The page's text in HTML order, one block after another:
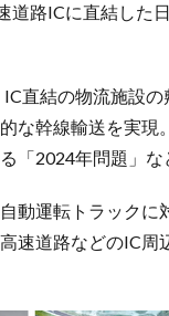
道路ICに直結した
直結の物流施設
な幹線輸送を実
「2024年問題」な
動運転トラックに
速道路などのIC